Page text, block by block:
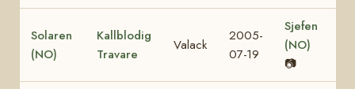
Solaren
(NO)
Kallblodig
Travare
Valack
2005-
07-19
Sjefen
(NO)
📷